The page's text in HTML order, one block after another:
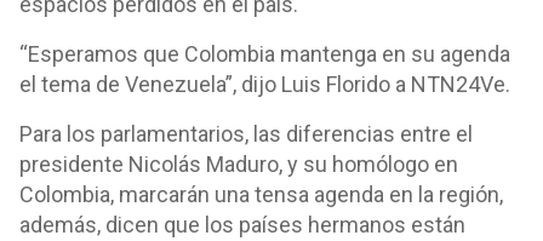
“Esperamos que Colombia mantenga en su agenda
el tema de Venezuela”, dijo Luis Florido a NTN24Ve.
Para los parlamentarios, las diferencias entre el
presidente Nicolás Maduro, y su homólogo en
Colombia, marcarán una tensa agenda en la región,
además, dicen que los países hermanos están